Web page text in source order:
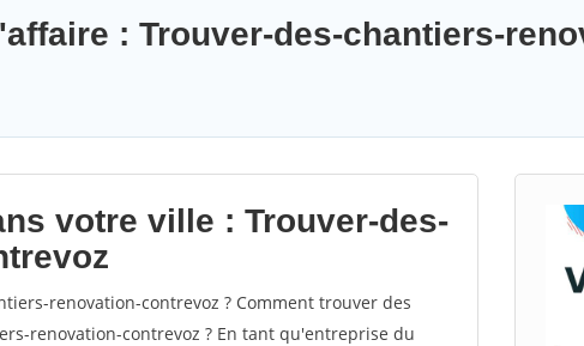
: Trouver-des-chantiers-
votre ville : Trouver-des-
renovation-contrevoz ? Comment trouver des
renovation-contrevoz ? En tant qu'entreprise du